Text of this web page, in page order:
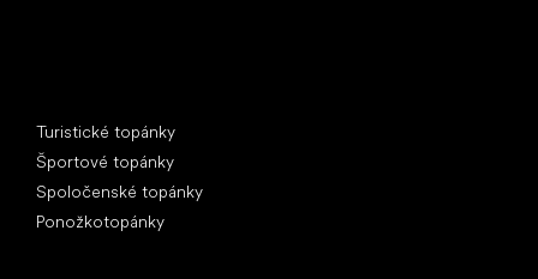
Turistické topánky
Športové topánky
Spoločenské topánky
Ponožkotopánky